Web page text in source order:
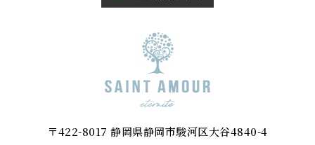
〒422-8017 静岡県静岡市駿河区大谷4840-4